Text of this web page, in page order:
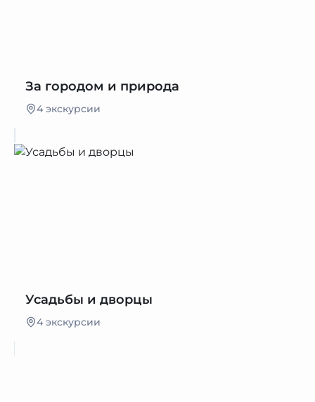
За городом и природа
4 экскурсии
Усадьбы и дворцы
4 экскурсии